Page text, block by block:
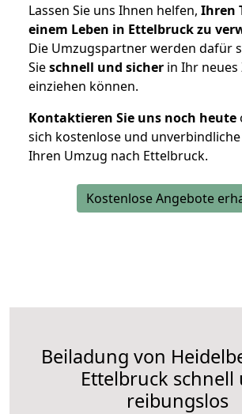
Lassen Sie uns Ihnen helfen, Ihren
einem Leben in Ettelbruck zu
Die Umzugspartner werden dafür
Sieschnell und sicher in Ihr neues
einziehen können.
Kontaktieren Sie uns noch heute
sich kostenlose und
Ihren Umzug nach Ettelbruck.
Kostenlose Angebote
Beiladung von
Ettelbruck schnell
reibungslos